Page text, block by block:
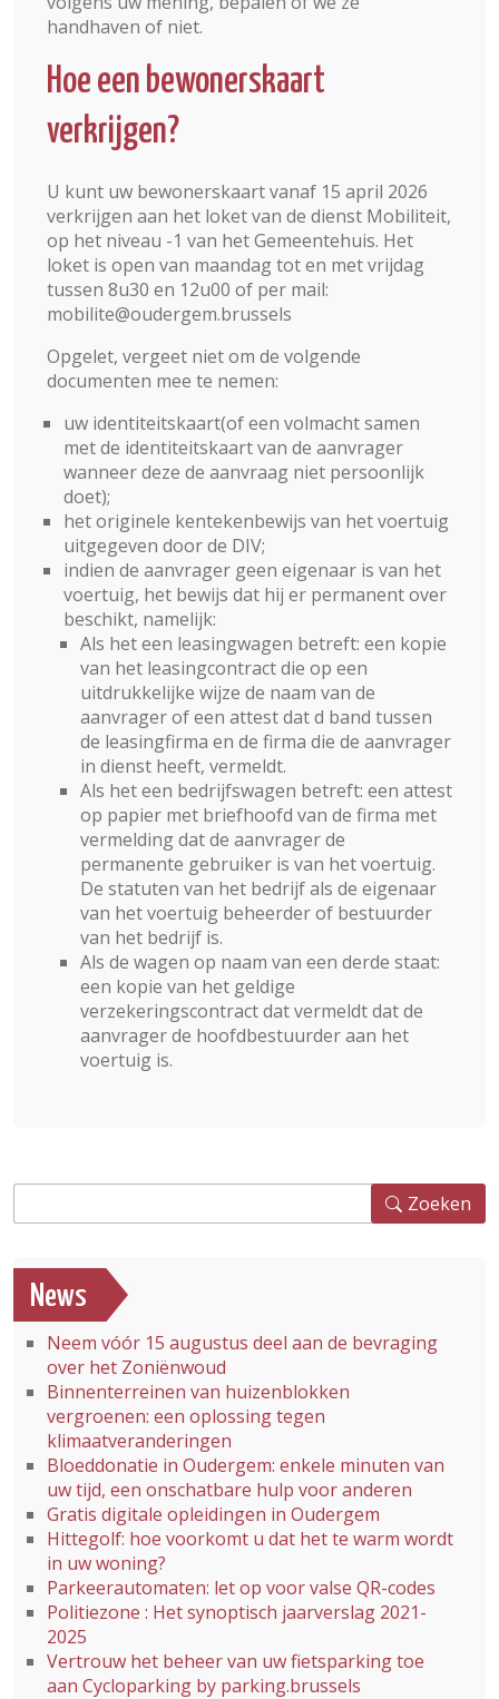
handhaven of niet.
Hoe een bewonerskaart
verkrijgen?
U kunt uw bewonerskaart vanaf 15 april 2026
verkrijgen aan het loket van de dienst Mobiliteit,
op het niveau -1 van het Gemeentehuis. Het
loket is open van maandag tot en met vrijdag
tussen 8u30 en 12u00 of per mail:
mobilite@oudergem.brussels
Opgelet, vergeet niet om de volgende
documenten mee te nemen:
uw identiteitskaart(of een volmacht samen
met de identiteitskaart van de aanvrager
wanneer deze de aanvraag niet persoonlijk
doet);
het originele kentekenbewijs van het voertuig
uitgegeven door de DIV;
indien de aanvrager geen eigenaar is van het
voertuig, het bewijs dat hij er permanent over
beschikt, namelijk:
Als het een leasingwagen betreft: een kopie
van het leasingcontract die op een
uitdrukkelijke wijze de naam van de
aanvrager of een attest dat d band tussen
de leasingfirma en de firma die de aanvrager
in dienst heeft, vermeldt.
Als het een bedrijfswagen betreft: een attest
op papier met briefhoofd van de firma met
vermelding dat de aanvrager de
permanente gebruiker is van het voertuig.
De statuten van het bedrijf als de eigenaar
van het voertuig beheerder of bestuurder
van het bedrijf is.
Als de wagen op naam van een derde staat:
een kopie van het geldige
verzekeringscontract dat vermeldt dat de
aanvrager de hoofdbestuurder aan het
voertuig is.
Zoeken
News
Neem vóór 15 augustus deel aan de bevraging
over het Zoniënwoud
Binnenterreinen van huizenblokken
vergroenen: een oplossing tegen
klimaatveranderingen
Bloeddonatie in Oudergem: enkele minuten van
uw tijd, een onschatbare hulp voor anderen
Gratis digitale opleidingen in Oudergem
Hittegolf: hoe voorkomt u dat het te warm wordt
in uw woning?
Parkeerautomaten: let op voor valse QR-codes
Politiezone : Het synoptisch jaarverslag 2021-
2025
Vertrouw het beheer van uw fietsparking toe
aan Cycloparking by parking.brussels